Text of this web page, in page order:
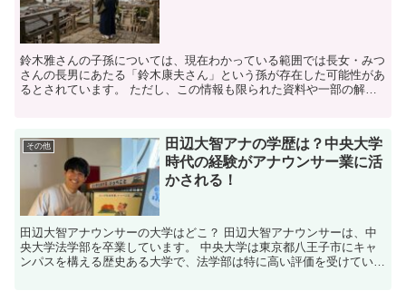
鈴木雅さんの子孫については、現在わかっている範囲では長女・みつ
さんの長男にあたる「鈴木康夫さん」という孫が存在した可能性があ
るとされています。 ただし、この情報も限られた資料や一部の解説
その他
田辺大智アナの学歴は？中央大学
時代の経験がアナウンサー業に活
かされる！
田辺大智アナウンサーの大学はどこ？ 田辺大智アナウンサーは、中
央大学法学部を卒業しています。 ​中央大学は東京都八王子市にキャ
ンパスを構える歴史ある大学で、法学部は特に高い評価を受けていま